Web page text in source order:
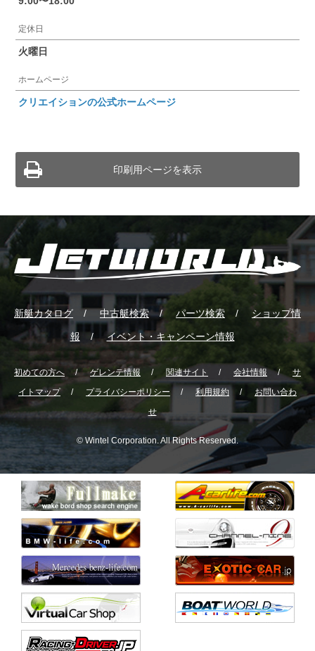
定休日
火曜日
ホームページ
クリエイションの公式ホームページ
印刷用ページを表示
新艇カタログ 中古艇検索 パーツ検索 ショップ情
報 イベント・キャンペーン情報
初めての方へ ゲレンテ情報 関連サイト 会社情報
サ
イトマップ
プライバシーポリシー 利用規約
お問い合わ
せ
© Wintel Corporation. All Rights Reserved.